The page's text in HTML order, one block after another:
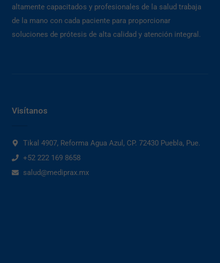
altamente capacitados y profesionales de la salud trabaja
de la mano con cada paciente para proporcionar
soluciones de prótesis de alta calidad y atención integral.
Visítanos
Tikal 4907, Reforma Agua Azul, CP. 72430 Puebla, Pue.
+52 222 169 8658
salud@mediprax.mx